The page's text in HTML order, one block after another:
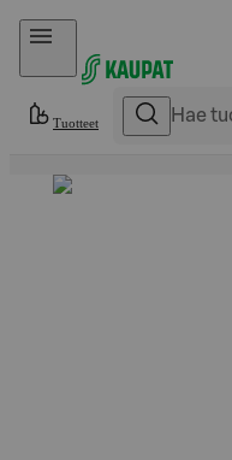
Hyppää sisältöön
Tuotteet